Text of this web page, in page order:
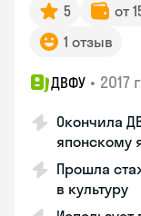
5 от
1 отзыв
ДВФУ • 2017
Окончила
японскому
Прошла
в культуру